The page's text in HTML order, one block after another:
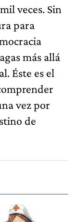
veces. Sin
para
más allá
Éste es el
vez por
de